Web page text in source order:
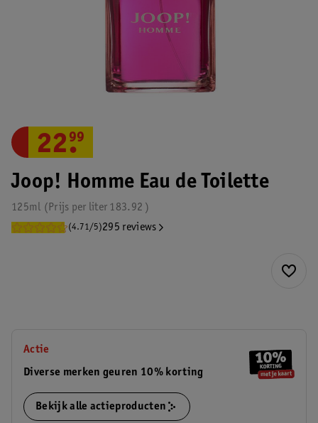
Joop! Homme Eau de Toilette
125ml 183.92
Prijs per liter
(4.71/5)295 reviews
22.
99
Actie
Diverse merken geuren 10% korting
Bekijk alle actieproducten